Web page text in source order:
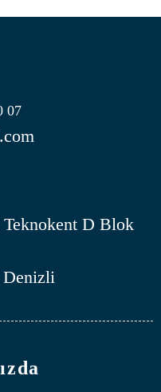
07
D Blok
Denizli